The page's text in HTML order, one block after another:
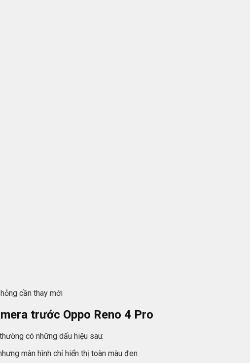
cần thay mới
trước Oppo Reno 4 Pro
có những dấu hiệu sau:
màn hình chỉ hiển thị toàn màu đen